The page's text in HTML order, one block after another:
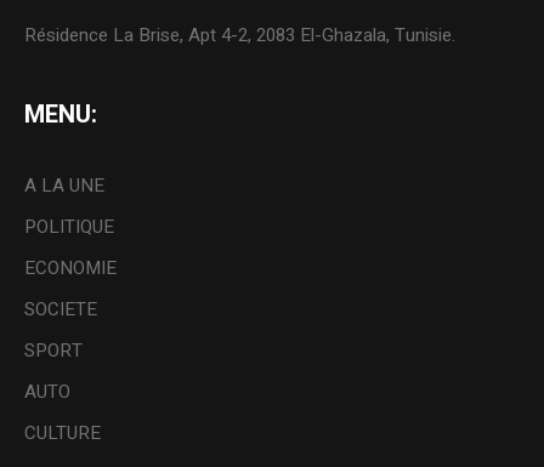
Résidence La Brise, Apt 4-2, 2083 El-Ghazala, Tunisie.
MENU:
A LA UNE
POLITIQUE
ECONOMIE
SOCIETE
SPORT
AUTO
CULTURE